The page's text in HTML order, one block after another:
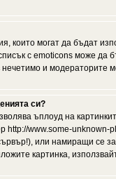
които могат да бъдат
с emoticons може да
и модераторите
си?
ъплоуд на
www.some-
или намиращи се
картинка,